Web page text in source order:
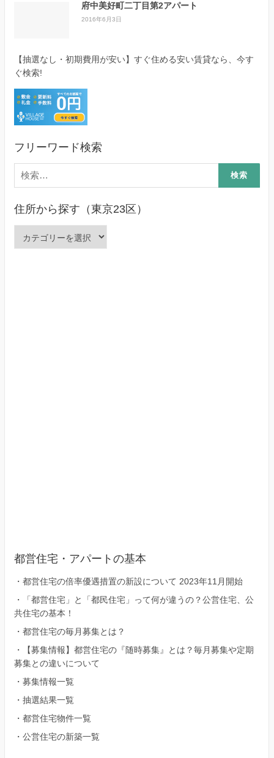
府中美好町二丁目第2アパート
2016年6月3日
【抽選なし・初期費用が安い】すぐ住める安い賃貸なら、今す
ぐ検索!
フリーワード検索
検
索:
住所から探す（東京23区）
都営住宅・アパートの基本
・ 都営住宅の倍率優遇措置の新設について 2023年11月開始
・
「都営住宅」と「都民住宅」って何が違うの？公営住宅、公
共住宅の基本！
・ 都営住宅の毎月募集とは？
・
【募集情報】都営住宅の『随時募集』とは？毎月募集や定期
募集との違いについて
・ 募集情報一覧
・ 抽選結果一覧
・ 都営住宅物件一覧
・ 公営住宅の新築一覧